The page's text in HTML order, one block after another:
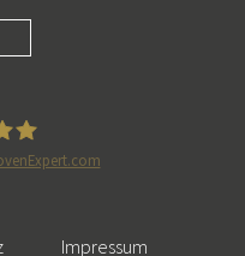
Impressum
GUT